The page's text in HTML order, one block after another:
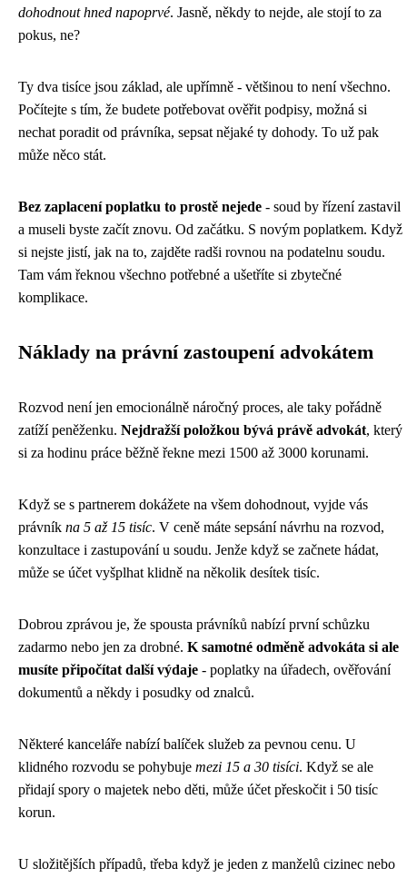
dohodnout hned napoprvé. Jasně, někdy to nejde, ale stojí to za
pokus, ne?
Ty dva tisíce jsou základ, ale upřímně - většinou to není všechno.
Počítejte s tím, že budete potřebovat ověřit podpisy, možná si
nechat poradit od právníka, sepsat nějaké ty dohody. To už pak
může něco stát.
Bez zaplacení poplatku to prostě nejede - soud by řízení zastavil
a museli byste začít znovu. Od začátku. S novým poplatkem. Když
si nejste jistí, jak na to, zajděte radši rovnou na podatelnu soudu.
Tam vám řeknou všechno potřebné a ušetříte si zbytečné
komplikace.
Náklady na právní zastoupení advokátem
Rozvod není jen emocionálně náročný proces, ale taky pořádně
zatíží peněženku. Nejdražší položkou bývá právě advokát, který
si za hodinu práce běžně řekne mezi 1500 až 3000 korunami.
Když se s partnerem dokážete na všem dohodnout, vyjde vás
právník na 5 až 15 tisíc. V ceně máte sepsání návrhu na rozvod,
konzultace i zastupování u soudu. Jenže když se začnete hádat,
může se účet vyšplhat klidně na několik desítek tisíc.
Dobrou zprávou je, že spousta právníků nabízí první schůzku
zadarmo nebo jen za drobné. K samotné odměně advokáta si ale
musíte připočítat další výdaje - poplatky na úřadech, ověřování
dokumentů a někdy i posudky od znalců.
Některé kanceláře nabízí balíček služeb za pevnou cenu. U
klidného rozvodu se pohybuje mezi 15 a 30 tisíci. Když se ale
přidají spory o majetek nebo děti, může účet přeskočit i 50 tisíc
korun.
U složitějších případů, třeba když je jeden z manželů cizinec nebo